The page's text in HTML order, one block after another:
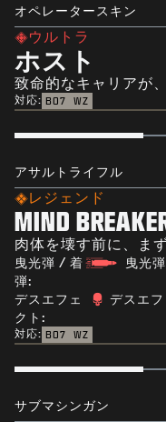
オペレータースキン
ウルトラ
ホスト
致命的なキャリアが
対応: BO7 WZ
アサルトライフル
レジェンド
MIND
肉体を壊す前に、ま
曳光弾 / 着
弾:
曳光弾
デスエフェ
クト:
デスエ
対応: BO7 WZ
サブマシンガン